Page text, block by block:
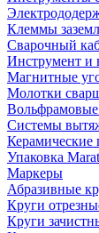
Клеммы
Сварочный
Инструмент и
Магнитные
Молотки
Вольфрамовые
Системы
Керамические
Упаковка
Маркеры
Абразивные
Круги
Круги